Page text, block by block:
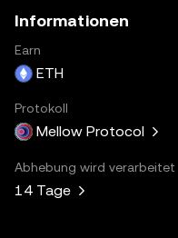
Informationen
Earn
ETH
Protokoll
Mellow Protocol
Abhebung wird verarbeitet
14 Tage